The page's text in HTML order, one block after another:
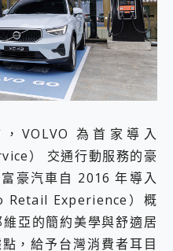
VOLVO 為首家導入
） 交通行動服務的豪
豪汽車自 2016 年導入
Retail Experience）概
亞的簡約美學與舒適居
，給予台灣消費者耳目